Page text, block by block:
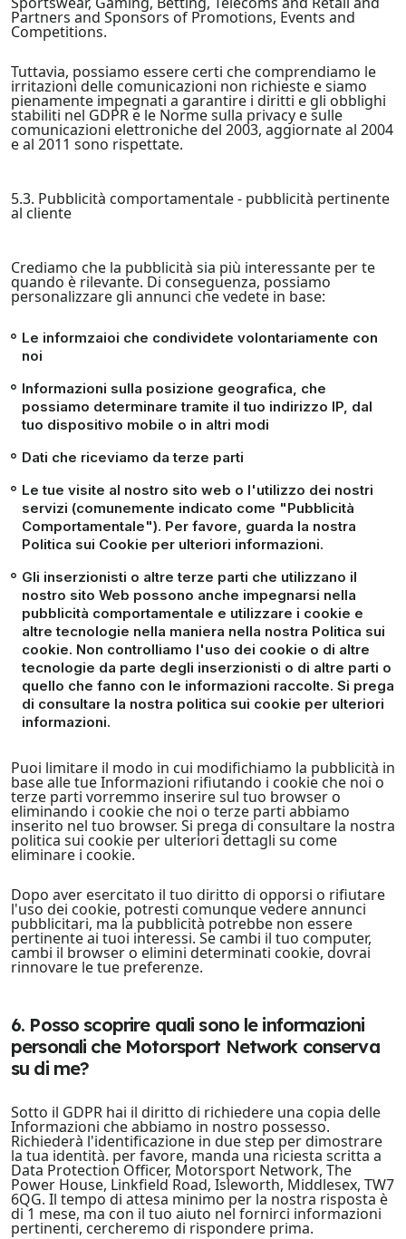
Partners and Sponsors of Promotions, Events and
Competitions.
Tuttavia, possiamo essere certi che comprendiamo le
irritazioni delle comunicazioni non richieste e siamo
pienamente impegnati a garantire i diritti e gli obblighi
stabiliti nel GDPR e le Norme sulla privacy e sulle
comunicazioni elettroniche del 2003, aggiornate al 2004
e al 2011 sono rispettate.
5.3. Pubblicità comportamentale - pubblicità pertinente
al cliente
Crediamo che la pubblicità sia più interessante per te
quando è rilevante. Di conseguenza, possiamo
personalizzare gli annunci che vedete in base:
Le informzaioi che condividete volontariamente con
noi
Informazioni sulla posizione geografica, che
possiamo determinare tramite il tuo indirizzo IP, dal
tuo dispositivo mobile o in altri modi
Dati che riceviamo da terze parti
Le tue visite al nostro sito web o l'utilizzo dei nostri
servizi (comunemente indicato come "Pubblicità
Comportamentale"). Per favore, guarda la nostra
Politica sui Cookie per ulteriori informazioni.
Gli inserzionisti o altre terze parti che utilizzano il
nostro sito Web possono anche impegnarsi nella
pubblicità comportamentale e utilizzare i cookie e
altre tecnologie nella maniera nella nostra Politica sui
cookie. Non controlliamo l'uso dei cookie o di altre
tecnologie da parte degli inserzionisti o di altre parti o
quello che fanno con le informazioni raccolte. Si prega
di consultare la nostra politica sui cookie per ulteriori
informazioni.
Puoi limitare il modo in cui modifichiamo la pubblicità in
base alle tue Informazioni rifiutando i cookie che noi o
terze parti vorremmo inserire sul tuo browser o
eliminando i cookie che noi o terze parti abbiamo
inserito nel tuo browser. Si prega di consultare la nostra
politica sui cookie per ulteriori dettagli su come
eliminare i cookie.
Dopo aver esercitato il tuo diritto di opporsi o rifiutare
l'uso dei cookie, potresti comunque vedere annunci
pubblicitari, ma la pubblicità potrebbe non essere
pertinente ai tuoi interessi. Se cambi il tuo computer,
cambi il browser o elimini determinati cookie, dovrai
rinnovare le tue preferenze.
6. Posso scoprire quali sono le informazioni
personali che Motorsport Network conserva
su di me?
Sotto il GDPR hai il diritto di richiedere una copia delle
Informazioni che abbiamo in nostro possesso.
Richiederà l'identificazione in due step per dimostrare
la tua identità. per favore, manda una riciesta scritta a
Data Protection Officer, Motorsport Network, The
Power House, Linkfield Road, Isleworth, Middlesex, TW7
6QG. Il tempo di attesa minimo per la nostra risposta è
di 1 mese, ma con il tuo aiuto nel fornirci informazioni
pertinenti, cercheremo di rispondere prima.